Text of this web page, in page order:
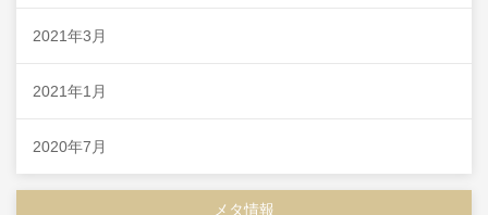
2021年3月
2021年1月
2020年7月
メタ情報